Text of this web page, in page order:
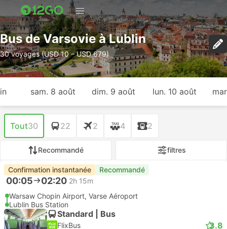
Bus de Varsovie à Lublin
30 voyages (USD 10 – USD 679)
sam. 8 août dim. 9 août lun. 10 août
Tout30 22 2 4 2
Recommandé filtres
Confirmation instantanée Recommandé
00:05 02:20 2h 15m
Warsaw Chopin Airport, Varse Aéroport
Lublin Bus Station
Standard | Bus
FlixBus 3.8